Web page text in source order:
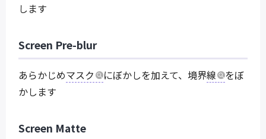
します
Screen Pre-blur
あらかじめマスク にぼかしを加えて、境界線
をぼ
かします
Screen Matte